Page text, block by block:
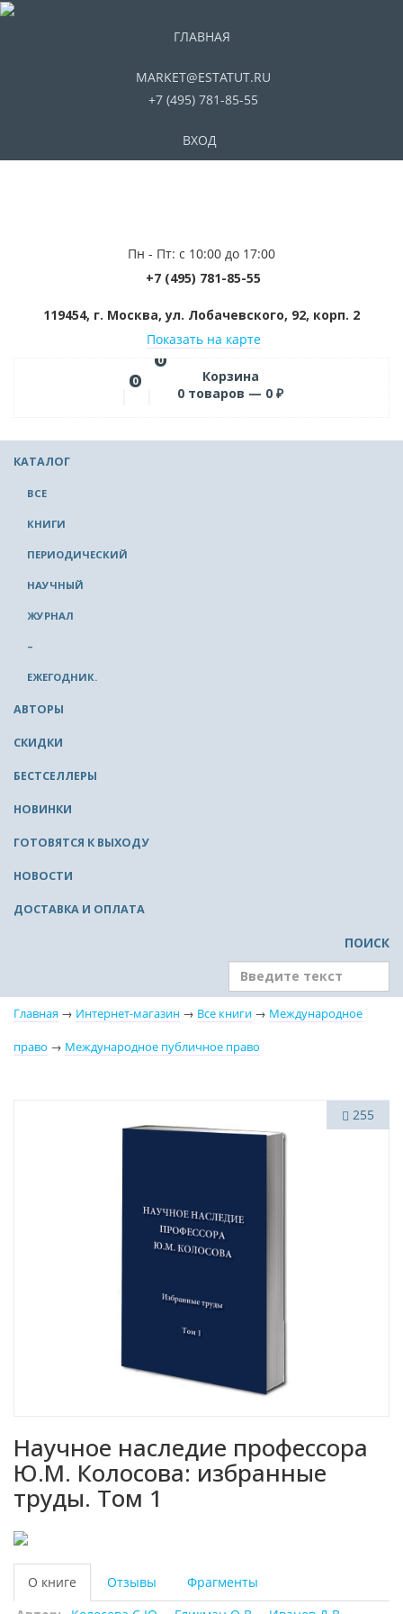
ГЛАВНАЯ
MARKET@ESTATUT.RU
+7 (495) 781-85-55
ВХОД
Пн - Пт: с 10:00 до 17:00
+7 (495) 781-85-55
119454, г. Москва, ул. Лобачевского, 92, корп. 2
Показать на карте
0
0
Корзина
0 товаров — 0 ₽
КАТАЛОГ
ВСЕ
КНИГИ
ПЕРИОДИЧЕСКИЙ
НАУЧНЫЙ
ЖУРНАЛ
–
ЕЖЕГОДНИК.
АВТОРЫ
СКИДКИ
БЕСТСЕЛЛЕРЫ
НОВИНКИ
ГОТОВЯТСЯ К ВЫХОДУ
НОВОСТИ
ДОСТАВКА И ОПЛАТА
ПОИСК
Главная → Интернет-магазин → Все книги → Международное
право → Международное публичное право
255
Научное наследие профессора
Ю.М. Колосова: избранные
труды. Том 1
О книге Отзывы
Фрагменты